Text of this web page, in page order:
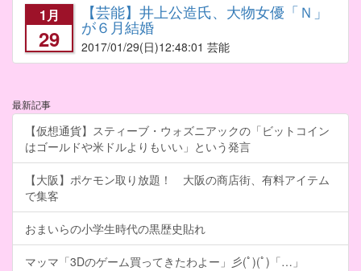
1月
29
【芸能】井上公造氏、大物女優「Ｎ」
が６月結婚
2017/01/29(日)12:48:01 芸能
最新記事
【仮想通貨】スティーブ・ウォズニアックの「ビットコイン
はゴールドや米ドルよりもいい」という発言
【大阪】ポケモン取り放題！ 大阪の商店街、有料アイテム
で集客
おまいらの小学生時代の黒歴史貼れ
マッマ「3Dのゲーム買ってきたわよー」彡(ﾟ)(ﾟ)「…」